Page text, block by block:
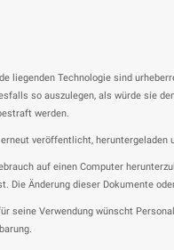
liegenden Technologie sind
so auszulegen, als würde sie
werden.
veröffentlicht,
auf einen Computer
Änderung dieser Dokumente
seine Verwendung wünscht